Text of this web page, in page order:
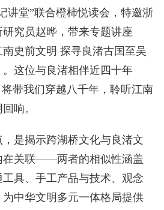
讲堂”联合橙柿悦读会，特邀浙
究员赵晔，带来专题讲座
南史前文明 探寻良渚古国至吴
这位与良渚相伴近四十年
带我们穿越八千年，聆听江南
响。
是揭示跨湖桥文化与良渚文
在关联——两者的相似性涵盖
具、手工产品与技术、观念
中华文明多元一体格局提供